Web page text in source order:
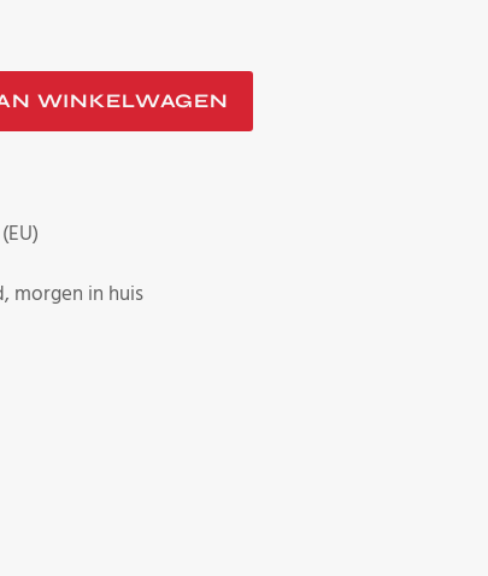
WINKELWAGEN
morgen in huis